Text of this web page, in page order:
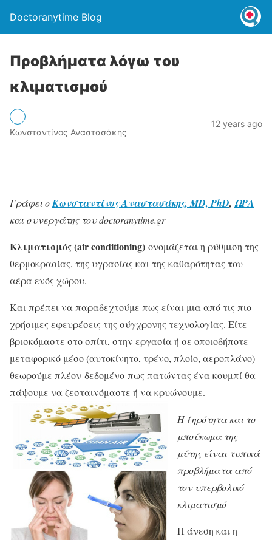
Doctoranytime Blog
Προβλήματα λόγω του
κλιματισμού
Κωνσταντίνος Αναστασάκης
12 years ago
Γράφει οΚωνσταντίνος Αναστασάκης, MD, PhD, ΩΡΛ
και συνεργάτης του doctoranytime.gr
Κλιματισμός (air conditioning) ονομάζεται η ρύθμιση της
θερμοκρασίας, της υγρασίας και της καθαρότητας του
αέρα ενός χώρου.
Και πρέπει να παραδεχτούμε πως είναι μια από τις πιο
χρήσιμες εφευρέσεις της σύγχρονης τεχνολογίας. Είτε
βρισκόμαστε στο σπίτι, στην εργασία ή σε οποιοδήποτε
μεταφορικό μέσο (αυτοκίνητο, τρένο, πλοίο, αεροπλάνο)
θεωρούμε πλέον δεδομένο πως πατώντας ένα κουμπί θα
πάψουμε να ζεσταινόμαστε ή να κρυώνουμε.
Η ξηρότητα και το
μπούκωμα της
μύτης είναι τυπικά
προβλήματα από
τον υπερβολικό
κλιματισμό
Η άνεση και η